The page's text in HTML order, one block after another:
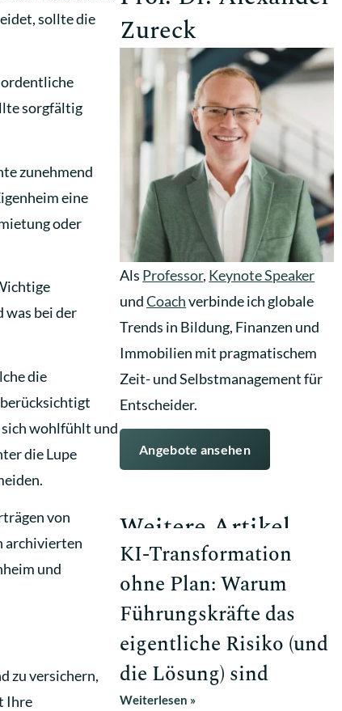
sollte die
ordentliche
sorgfältig
zunehmend
eine
oder
was bei der
die
sich wohlfühlt und
die Lupe
von
archivierten
und
zu versichern,
Ihre
Zureck
Als Professor, Keynote Speaker
undCoachverbinde ich globale
Trends in Bildung, Finanzen und
Immobilien mit pragmatischem
Zeit- und Selbstmanagement für
Entscheider.
Angebote ansehen
Weitere Artikel
KI-Transformation
ohne Plan: Warum
Führungskräfte das
eigentliche Risiko (und
die Lösung) sind
Weiterlesen »